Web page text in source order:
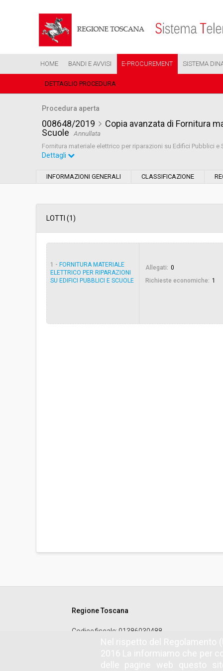
HOME BANDI E AVVISI E-PROCUREMENT SISTEMA
DETTAGLIO PROCEDURA
Procedura aperta
008648/2019
Copia avanzata di Fornitura
Scuole
Annullata
Fornitura materiale elettrico per riparazioni su Edifici Pubblici e
Data pubblicazione:
Svolgimento: Gara in busta
Responsabile attuale:
COMUNE DI
GOVERNO DEL
Dettagli
INFORMAZIONI GENERALI CLASSIFICAZIONE
LOTTI (1)
1 - FORNITURA MATERIALE
ELETTRICO PER RIPARAZIONI
SU EDIFICI PUBBLICI E SCUOLE
Allegati: 0
Richieste economiche: 1
Regione Toscana
Codice fiscale: 01386030488
Nel rispetto del Regolamento
2016 La informiamo che per
delle pagine web questo